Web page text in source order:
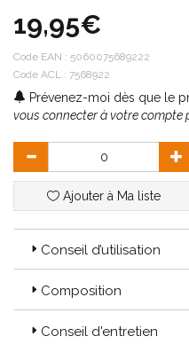
19,95€
Code EAN : 5060075689222
Code ACL : 7568922
Prévenez-moi dès que le
vous connecter à votre compte
Ajouter à Ma liste
Conseil d’utilisation
Composition
Conseil d'entretien